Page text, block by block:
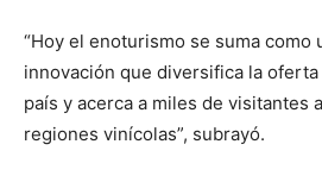
“Hoy el enoturismo se suma como
innovación que diversifica la
país y acerca a miles de visitantes
regiones vinícolas”, subrayó.